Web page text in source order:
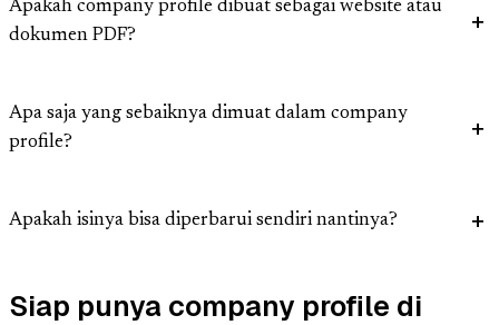
Apakah company profile dibuat sebagai website atau
dokumen PDF?
Apa saja yang sebaiknya dimuat dalam company
profile?
Apakah isinya bisa diperbarui sendiri nantinya?
Siap punya company profile di